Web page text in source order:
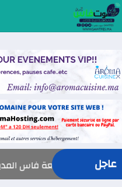
عاجل
مقاطعة فاس المدينة يهنئ صاحب